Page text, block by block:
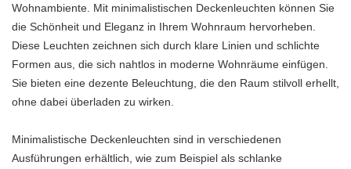
Wohnambiente. Mit minimalistischen Deckenleuchten können Sie
die Schönheit und Eleganz in Ihrem Wohnraum hervorheben.
Diese Leuchten zeichnen sich durch klare Linien und schlichte
Formen aus, die sich nahtlos in moderne Wohnräume einfügen.
Sie bieten eine dezente Beleuchtung, die den Raum stilvoll erhellt,
ohne dabei überladen zu wirken.
Minimalistische Deckenleuchten sind in verschiedenen
Ausführungen erhältlich, wie zum Beispiel als schlanke